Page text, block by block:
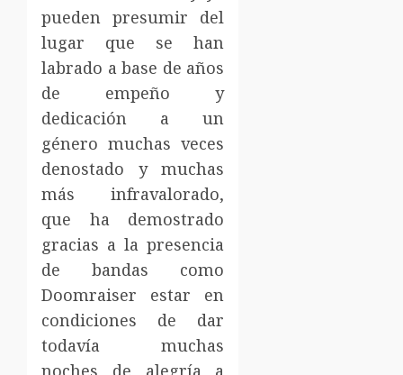
pueden presumir del
lugar que se han
labrado a base de años
de empeño y
dedicación a un
género muchas veces
denostado y muchas
más infravalorado,
que ha demostrado
gracias a la presencia
de bandas como
Doomraiser estar en
condiciones de dar
todavía muchas
noches de alegría a